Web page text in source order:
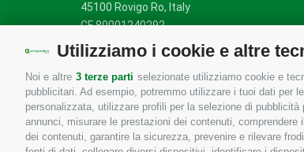
Utilizziamo i cookie e altre
Noi e altre 3 terze parti selezionate utilizziamo cookie e
pubblicitari. Ad esempio, potremmo utilizzare i tuoi dati per
personalizzata, utilizzare profili per la selezione di
annunci, misurare le prestazioni dei contenuti,
dei contenuti, garantire la sicurezza, prevenire e rilevare
45100 Rovigo Ro, Italy
CF 80001240292
Mappa del sito/Privacy Policy /Cookie